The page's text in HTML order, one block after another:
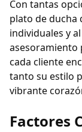
Con tantas
plato de ducha
individuales y
asesoramiento
cada cliente
tanto su estilo
vibrante
Factores